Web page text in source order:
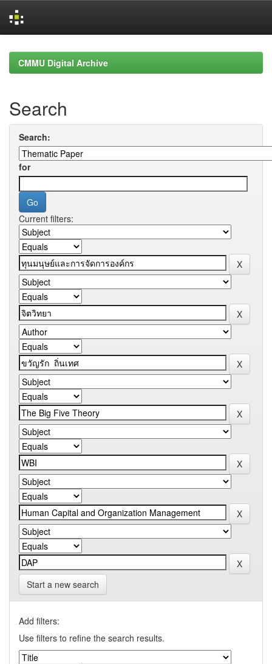
navigationCMMU Digital Archive
Search
Search:
for
Current filters:
Start a new search
Add filters:
Use filters to refine the search results.